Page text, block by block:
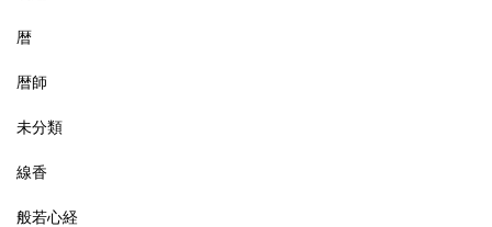
暦
暦師
未分類
線香
般若心経